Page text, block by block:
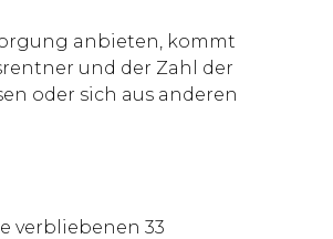
anbieten, kommt
und der Zahl der
oder sich aus anderen
verbliebenen 33